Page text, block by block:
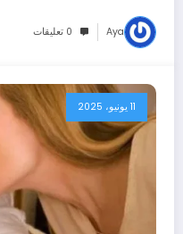
Aya 0 تعليقات
11 يونيو، 2025